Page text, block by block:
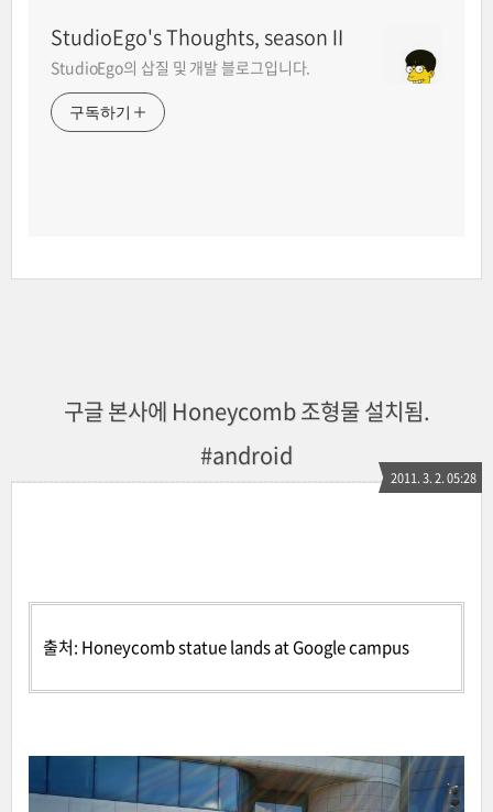
StudioEgo's Thoughts, seasonⅡ
StudioEgo의 삽질 및 개발 블로그입니다.
구독하기
구글 본사에 Honeycomb 조형물 설치됨.
#android
2011. 3. 2. 05:28
출처: Honeycomb statue lands at Google campus